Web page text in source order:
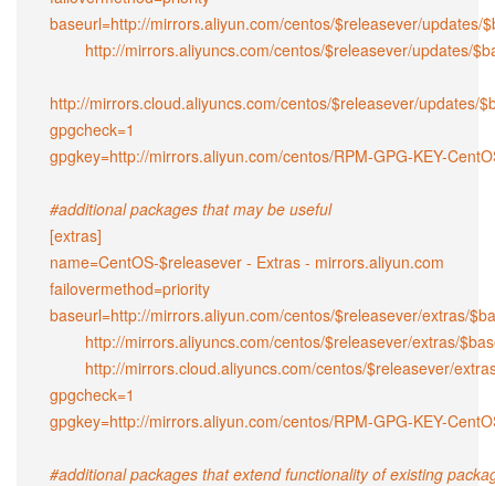
baseurl=http://mirrors.aliyun.com/centos/$releasever/updates/
http://mirrors.cloud.aliyuncs.com/centos/$releasever/updates/
gpgcheck=1
gpgkey=http://mirrors.aliyun.com/centos/RPM-GPG-KEY-
#additional packages that may be useful
[extras]
name=CentOS-$releasever - Extras - mirrors.aliyun.com
failovermethod=priority
baseurl=http://mirrors.aliyun.com/centos/$releasever/extras/
gpgcheck=1
gpgkey=http://mirrors.aliyun.com/centos/RPM-GPG-KEY-
#additional packages that extend functionality of existing